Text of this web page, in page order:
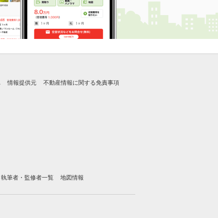
情報提供元 不動産情報に関する免責事項
執筆者・監修者一覧 地図情報